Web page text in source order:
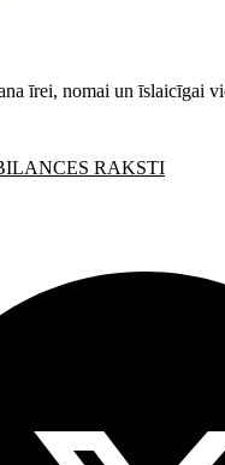
īrei, nomai un īslaicīgai
RAKSTI